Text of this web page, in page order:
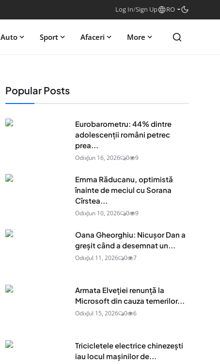
Log In/Sign Up RO
Auto Sport Afaceri More
Popular Posts
Eurobarometru: 44% dintre
adolescenţii români petrec
prea...
OdixJun 16, 2026 0 9
Emma Răducanu, optimistă
înainte de meciul cu Sorana
Cîrstea...
OdixJun 10, 2026 0 9
Oana Gheorghiu: Nicușor Dan a
greșit când a desemnat un...
OdixJul 11, 2026 0 7
Armata Elveției renunță la
Microsoft din cauza temerilor...
OdixJul 15, 2026 0 6
Tricicletele electrice chinezești
iau locul mașinilor de...